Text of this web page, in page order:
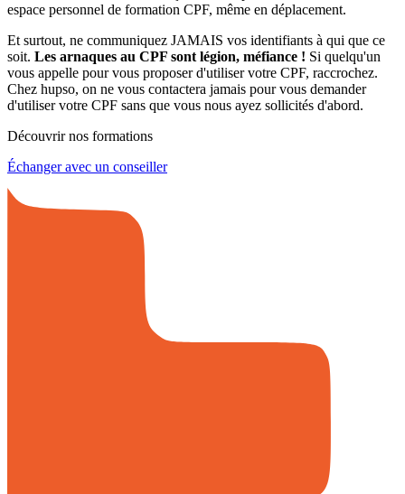
espace personnel de formation CPF, même en déplacement.
Et surtout, ne communiquez JAMAIS vos identifiants à qui que ce
soit. Les arnaques au CPF sont légion, méfiance ! Si quelqu'un
vous appelle pour vous proposer d'utiliser votre CPF, raccrochez.
Chez hupso, on ne vous contactera jamais pour vous demander
d'utiliser votre CPF sans que vous nous ayez sollicités d'abord.
Découvrir nos formations
Échanger avec un conseiller